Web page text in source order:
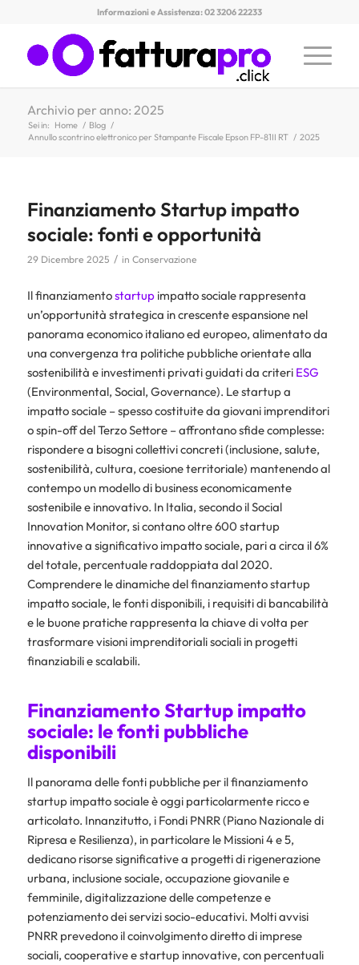
Informazioni e Assistenza: 02 3206 22233
Archivio per anno: 2025
Sei in: Home / Blog /
Annullo scontrino elettronico per Stampante Fiscale Epson FP-81II RT / 2025
Finanziamento Startup impatto
sociale: fonti e opportunità
29 Dicembre 2025 / in Conservazione
Il finanziamentostartupimpatto sociale rappresenta
un’opportunità strategica in crescente espansione nel
panorama economico italiano ed europeo, alimentato da
una convergenza tra politiche pubbliche orientate alla
sostenibilità e investimenti privati guidati da criteri ESG
(Environmental, Social, Governance). Le startup a
impatto sociale – spesso costituite da giovani imprenditori
o spin-off del Terzo Settore – affrontano sfide complesse:
rispondere a bisogni collettivi concreti (inclusione, salute,
sostenibilità, cultura, coesione territoriale) mantenendo al
contempo un modello di business economicamente
sostenibile e innovativo. In Italia, secondo il Social
Innovation Monitor, si contano oltre 600 startup
innovative a significativo impatto sociale, pari a circa il 6%
del totale, percentuale raddoppiata dal 2020.
Comprendere le dinamiche del finanziamento startup
impatto sociale, le fonti disponibili, i requisiti di bancabilità
e le buone pratiche rappresenta la chiave di volta per
trasformare visioni imprenditoriali sociali in progetti
finanziabili e scalabili.
Finanziamento Startup impatto
sociale: le fonti pubbliche
disponibili
Il panorama delle fonti pubbliche per il finanziamento
startup impatto sociale è oggi particolarmente ricco e
articolato. Innanzitutto, i Fondi PNRR (Piano Nazionale di
Ripresa e Resilienza), in particolare le Missioni 4 e 5,
dedicano risorse significative a progetti di rigenerazione
urbana, inclusione sociale, occupazione giovanile e
femminile, digitalizzazione delle competenze e
potenziamento dei servizi socio-educativi. Molti avvisi
PNRR prevedono il coinvolgimento diretto di imprese
sociali, cooperative e startup innovative, con percentuali